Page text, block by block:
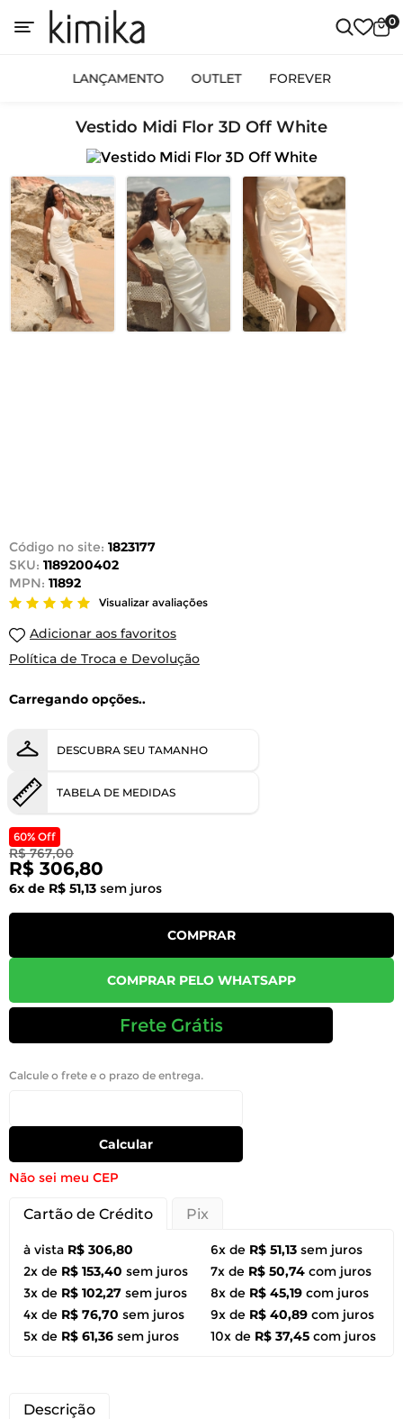
0
LANÇAMENTO OUTLET FOREVER
Vestido Midi Flor 3D Off White
Código no site: 1823177
SKU: 1189200402
MPN: 11892
Visualizar avaliações
Adicionar aos favoritos
Política de Troca e Devolução
Carregando opções..
DESCUBRA SEU TAMANHO
TABELA DE MEDIDAS
60% Off
R$ 767,00
R$ 306,80
6x de R$ 51,13 sem juros
COMPRAR
COMPRAR PELO WHATSAPP
Frete Grátis
Calcule o frete e o prazo de entrega.
Calcular
Não sei meu CEP
Cartão de Crédito Pix
à vista R$ 306,80
2x de R$ 153,40 sem juros
3x de R$ 102,27 sem juros
4x de R$ 76,70 sem juros
5x de R$ 61,36 sem juros
6x de R$ 51,13 sem juros
7x de R$ 50,74 com juros
8x de R$ 45,19 com juros
9x de R$ 40,89 com juros
10x de R$ 37,45 com juros
Descrição